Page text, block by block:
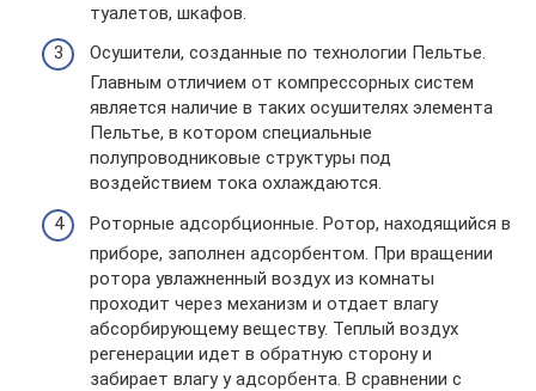
туалетов, шкафов.
Осушители, созданные по технологии Пельтье.
Главным отличием от компрессорных систем
является наличие в таких осушителях элемента
Пельтье, в котором специальные
полупроводниковые структуры под
воздействием тока охлаждаются.
Роторные адсорбционные. Ротор, находящийся в
приборе, заполнен адсорбентом. При вращении
ротора увлажненный воздух из комнаты
проходит через механизм и отдает влагу
абсорбирующему веществу. Теплый воздух
регенерации идет в обратную сторону и
забирает влагу у адсорбента. В сравнении с